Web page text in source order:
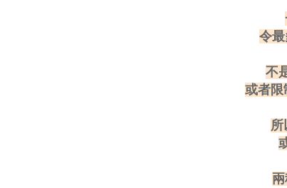
令最
不
或者限